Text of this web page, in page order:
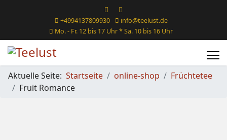
+4994137809930
info@teelust.de
Mo. - Fr. 12 bis 17 Uhr * Sa. 10 bis 16 Uhr
Aktuelle Seite: Startseite online-shop
Früchtetee
Fruit Romance